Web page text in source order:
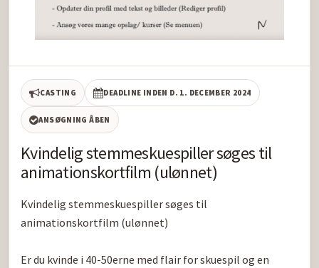
CASTING DEADLINE INDEN D. 1. DECEMBER 2024
ANSØGNING ÅBEN
Kvindelig stemmeskuespiller søges til
animationskortfilm (ulønnet)
Kvindelig stemmeskuespiller søges til
animationskortfilm (ulønnet)
Er du kvinde i 40-50erne med flair for skuespil og en